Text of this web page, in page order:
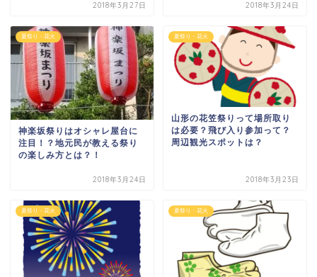
2018年3月27日 2018年3月24日
夏祭り・花火
神楽坂祭りはオシャレ屋台に
注目！？地元民が教える祭り
の楽しみ方とは？！
2018年3月24日
夏祭り・花火
山形の花笠祭りって場所取り
は必要？飛び入り参加って？
周辺観光スポットは？
2018年3月23日
夏祭り・花火 夏祭り・花火